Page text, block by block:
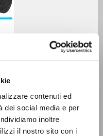
contenuti ed
dei social media e per
inoltre
il nostro sito con i
TROVATI